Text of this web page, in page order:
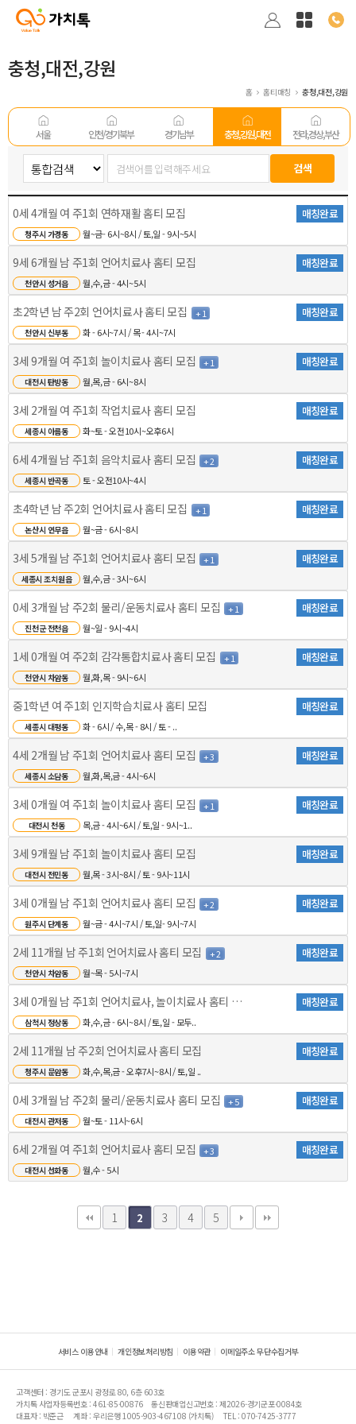
충청,대전,강원
홈 홈티매칭 충청,대전,강원
서울 인천/경기 북부 경기남부 충청,강원,대전 전라,경상,부산
0세 4개월 여 주1회 연하재활 홈티 모집 매칭완료
청주시 가경동 월~금- 6시~8시 / 토,일 - 9시~5시
9세 6개월 남 주1회 언어치료사 홈티 모집 매칭완료
천안시 성거읍 월,수,금 - 4시~5시
초2학년 남 주2회 언어치료사 홈티 모집 + 1 매칭완료
천안시 신부동 화 - 6시~7시 / 목 - 4시~7시
3세 9개월 여 주1회 놀이치료사 홈티 모집 + 1 매칭완료
대전시 탄방동 월,목,금 - 6시~8시
3세 2개월 여 주1회 작업치료사 홈티 모집 매칭완료
세종시 아름동 화~토 - 오전10시~오후6시
6세 4개월 남 주1회 음악치료사 홈티 모집 + 2 매칭완료
세종시 반곡동 토 - 오전10시~4시
초4학년 남 주2회 언어치료사 홈티 모집 + 1 매칭완료
논산시 연무읍 월~금 - 6시~8시
3세 5개월 남 주1회 언어치료사 홈티 모집 + 1 매칭완료
세종시 조치원읍 월,수,금 - 3시~6시
0세 3개월 남 주2회 물리/운동치료사 홈티 모집 + 1 매칭완료
진천군 전천읍 월~일 - 9시~4시
1세 0개월 여 주2회 감각통합치료사 홈티 모집 + 1 매칭완료
천안시 차암동 월,화,목 - 9시~6시
중1학년 여 주1회 인지학습치료사 홈티 모집 매칭완료
세종시 대평동 화 - 6시 / 수,목 - 8시 / 토 - ..
4세 2개월 남 주1회 언어치료사 홈티 모집 + 3 매칭완료
세종시 소담동 월,화,목,금 - 4시~6시
3세 0개월 여 주1회 놀이치료사 홈티 모집 + 1 매칭완료
대전시 천동 목,금 - 4시~6시 / 토,일 - 9시~1..
3세 9개월 남 주1회 놀이치료사 홈티 모집 매칭완료
대전시 전민동 월,목 - 3시~8시 / 토 - 9시~11시
3세 0개월 남 주1회 언어치료사 홈티 모집 + 2 매칭완료
원주시 단계동 월~금 - 4시~7시 / 토,일- 9시~7시
2세 11개월 남 주1회 언어치료사 홈티 모집 + 2 매칭완료
천안시 차암동 월~목 - 5시~7시
3세 0개월 남 주1회 언어치료사, 놀이치료사 홈티 모.. 매칭완료
삼척시 정상동 화,수,금 - 6시~8시 / 토,일 - 모두..
2세 11개월 남 주2회 언어치료사 홈티 모집 매칭완료
청주시 문암동 화,수,목,금 - 오후7시~8시 / 토,일 ..
0세 3개월 남 주2회 물리/운동치료사 홈티 모집 + 5 매칭완료
대전시 관저동 월~토 - 11시~6시
6세 2개월 여 주1회 언어치료사 홈티 모집 + 3 매칭완료
대전시 선화동 월,수 - 5시
1 2 3 4 5
서비스 이용안내 개인정보처리방침 이용약관 이메일주소 무단수집거부
고객센터 : 경기도 군포시 광정로 80, 6층 603호
가치톡 사업자등록번호 : 461-85-00876
통신판매업신고번호 : 제2026-경기군포-0084호
대표자 : 박준근
계좌 : 우리은행 1005-903-467108 (가치톡)
TEL : 070-7425-3777